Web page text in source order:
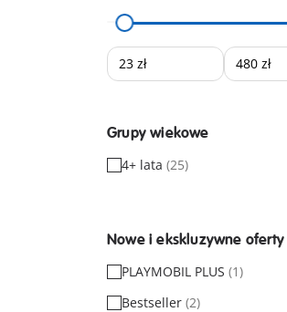
Grupy wiekowe
4+ lata (25)
Nowe i ekskluzywne oferty
PLAYMOBIL PLUS (1)
Bestseller (2)